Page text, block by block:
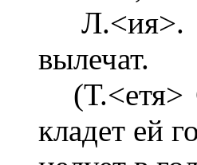
Л.<ия>.
вылечат.
(Т.<етя>
кладет ей